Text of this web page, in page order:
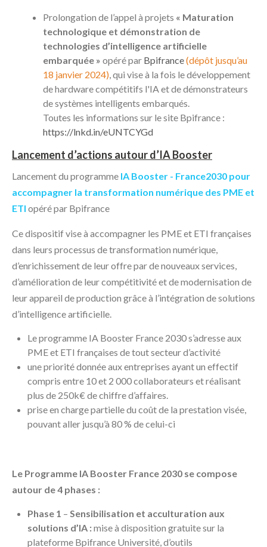
Prolongation de l’appel à projets « Maturation
technologique et démonstration de
technologies d’intelligence artificielle
embarquée » opéré par Bpifrance(dépôt jusqu’au
18 janvier 2024), qui vise à la fois le développement
de hardware compétitifs l'IA et de démonstrateurs
de systèmes intelligents embarqués.
Toutes les informations sur le site Bpifrance :
https://lnkd.in/eUNTCYGd
Lancement d’actions autour d’IA Booster
Lancement du programme IA Booster - France2030 pour
accompagner la transformation numérique des PME et
ETI opéré par Bpifrance
Ce dispositif vise à accompagner les PME et ETI françaises
dans leurs processus de transformation numérique,
d’enrichissement de leur offre par de nouveaux services,
d’amélioration de leur compétitivité et de modernisation de
leur appareil de production grâce à l’intégration de solutions
d’intelligence artificielle.
Le programme IA Booster France 2030 s’adresse aux
PME et ETI françaises de tout secteur d’activité
une priorité donnée aux entreprises ayant un effectif
compris entre 10 et 2 000 collaborateurs et réalisant
plus de 250k€ de chiffre d’affaires.
prise en charge partielle du coût de la prestation visée,
pouvant aller jusqu’à 80 % de celui-ci
Le Programme IA Booster France 2030 se compose
autour de 4 phases :
Phase 1 – Sensibilisation et acculturation aux
solutions d’IA :mise à disposition gratuite sur la
plateforme Bpifrance Université, d’outils